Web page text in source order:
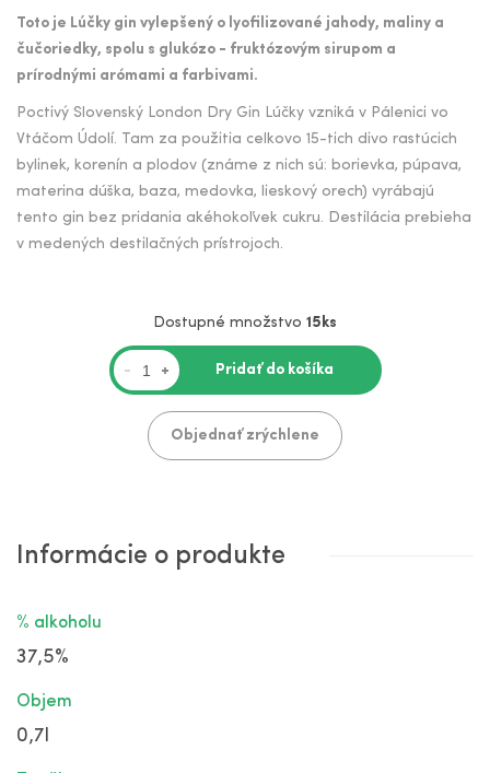
Toto je Lúčky gin vylepšený o lyofilizované jahody, maliny a
čučoriedky, spolu s glukózo - fruktózovým sirupom a
prírodnými arómami a farbivami.
Poctivý Slovenský London Dry Gin Lúčky vzniká v Pálenici vo
Vtáčom Údolí. Tam za použitia celkovo 15-tich divo rastúcich
bylinek, korenín a plodov (známe z nich sú: borievka, púpava,
materina dúška, baza, medovka, lieskový orech) vyrábajú
tento gin bez pridania akéhokoľvek cukru. Destilácia prebieha
v medených destilačných prístrojoch.
Dostupné množstvo 15ks
- + Pridať do košíka
Objednať zrýchlene
Informácie o produkte
% alkoholu
37,5%
Objem
0,7l